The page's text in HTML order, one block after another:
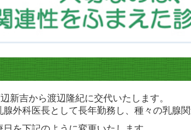
新吉から渡辺隆紀に交代いたします。
外科医長として長年勤務し、種々の乳腺